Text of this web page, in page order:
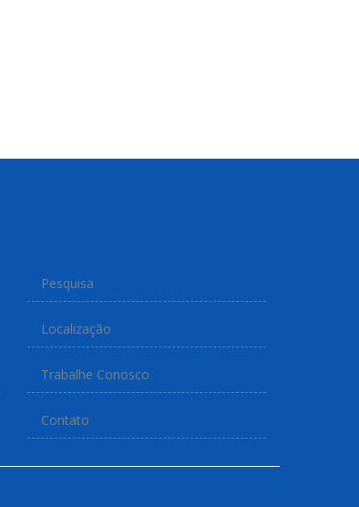
Pesquisa
Localização
Trabalhe Conosco
Contato